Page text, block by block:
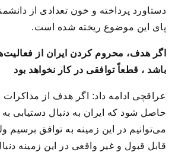
دستاورد پرداخته و خون تعدادی از
پای این موضوع ریخته شده است.
اگر هدف، محروم کردن ایران از
باشد ، قطعاً توافقی در کار نخواهد بود
عراقچی ادامه داد: اگر هدف از مذاکرات
حاصل شود که ایران به دنبال دستیابی
می‌توانیم در این زمینه به توافق برسیم
قابل قبول و غیر واقعی در این زمینه